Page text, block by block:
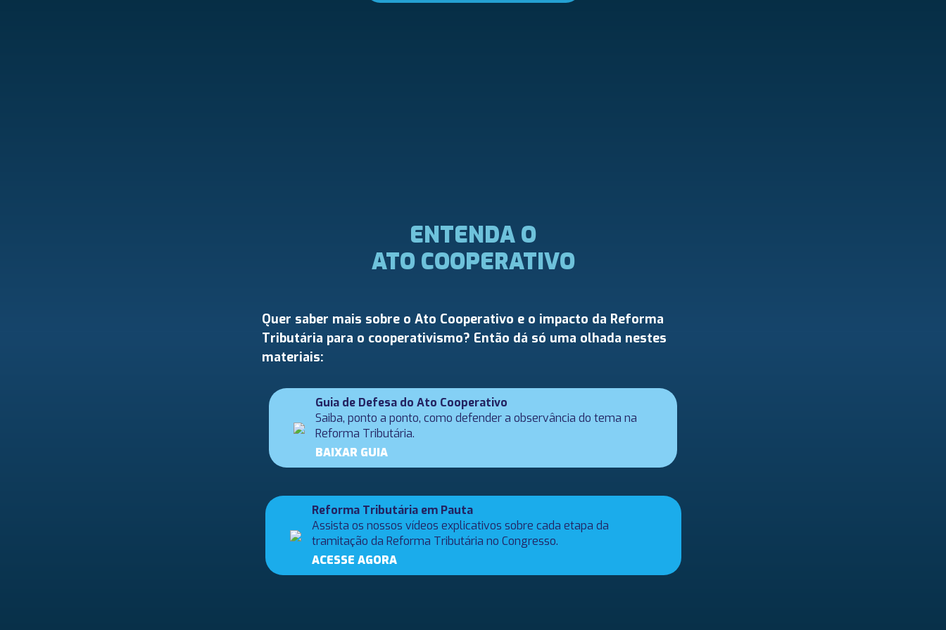
ENTENDA O
ATO COOPERATIVO
Quer saber mais sobre o Ato Cooperativo e o impacto da Reforma
Tributária para o cooperativismo? Então dá só uma olhada nestes
materiais:
Guia de Defesa do Ato Cooperativo
Saiba, ponto a ponto, como defender a observância do tema na
Reforma Tributária.
BAIXAR GUIA
Reforma Tributária em Pauta
Assista os nossos vídeos explicativos sobre cada etapa da
tramitação da Reforma Tributária no Congresso.
ACESSE AGORA